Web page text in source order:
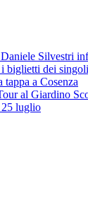
Silvestri
biglietti dei
a Cosenza
al Giardino
25 luglio